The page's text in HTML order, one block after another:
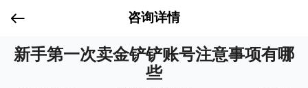
咨询详情
新手第一次卖金铲铲账号注意事项有哪
些